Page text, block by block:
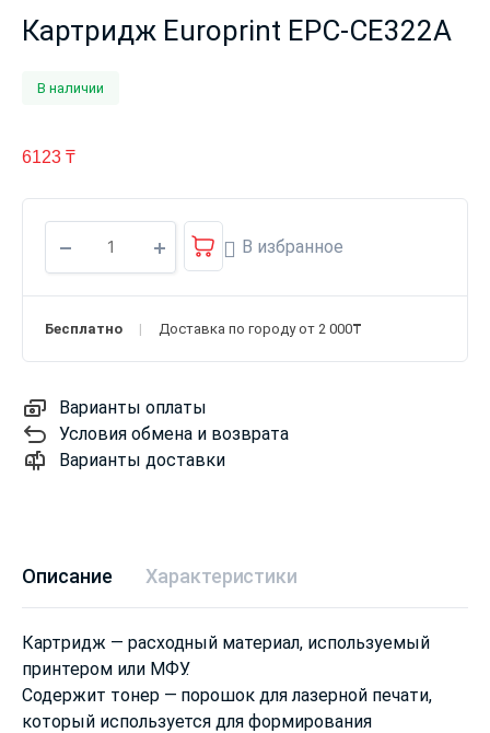
Картридж Europrint EPC-CE322A
В наличии
6123 ₸
В избранное
Бесплатно Доставка по городу от 2 000₸
Варианты оплаты
Условия обмена и возврата
Варианты доставки
Описание Характеристики
Картридж — расходный материал, используемый
принтером или МФУ.
Содержит тонер — порошок для лазерной печати,
который используется для формирования